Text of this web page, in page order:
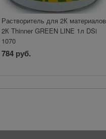
Растворитель для 2К материалов
2К Thinner GREEN LINE 1л DSi
1070
784 руб.